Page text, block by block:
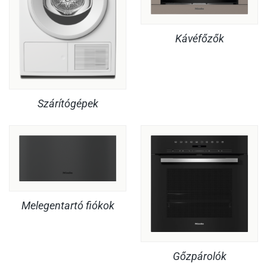
Szárítógépek
Kávéfőzők
Melegentartó fiókok
Gőzpárolók